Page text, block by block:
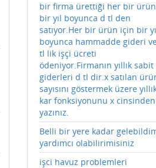
bir firma ürettiği her bir
bir yıl boyunca d tl den
satıyor.Her bir ürün için bir
boyunca hammadde gideri
tl lik işçi ücreti
ödeniyor.Firmanın yıllık sabit
giderleri d tl dir.x satılan
sayısını göstermek üzere
kar fonksiyonunu x cinsinden
yazınız.
Belli bir yere kadar
yardımcı olabilirimisiniz
işci havuz problemleri